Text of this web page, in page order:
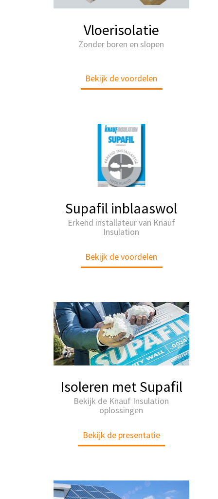
Vloerisolatie
Zonder boren en slopen
Bekijk de voordelen
Supafil inblaaswol
Erkend installateur van Knauf
Insulation
Bekijk de voordelen
Isoleren met Supafil
Bekijk de Knauf Insulation
oplossingen
Bekijk de presentatie